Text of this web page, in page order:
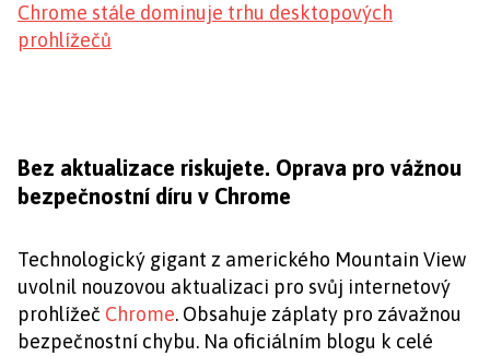
Chrome stále dominuje trhu desktopových
prohlížečů
Bez aktualizace riskujete. Oprava pro vážnou
bezpečnostní díru v Chrome
Technologický gigant z amerického Mountain View
uvolnil nouzovou aktualizaci pro svůj internetový
prohlížeč Chrome. Obsahuje záplaty pro závažnou
bezpečnostní chybu. Na oficiálním blogu k celé